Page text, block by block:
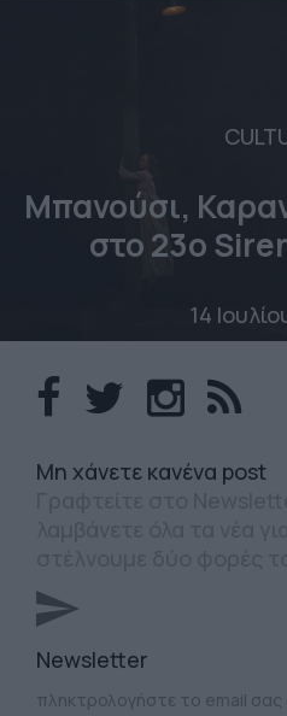
Μπανούσι,
στο 23o
14
Mη χάνετε κανένα post
Newsletter